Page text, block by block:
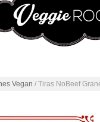
Vegan / Tiras NoBeef